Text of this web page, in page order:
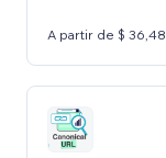
A partir de $